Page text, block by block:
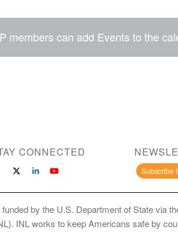
members can add Events to the
CONNECTED
Subscribe
by the U.S. Department of State via
INL works to keep Americans safe by